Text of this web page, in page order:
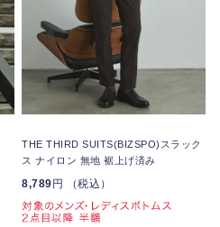
THE THIRD SUITS(BIZSPO)スラック
ス ナイロン 無地 裾上げ済み
8,789 円 （税込）